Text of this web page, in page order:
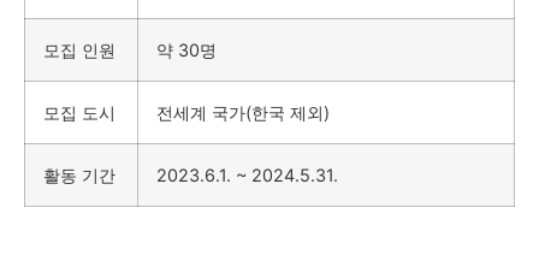
모집 인원 약 30명
모집 도시 전세계 국가(한국 제외)
활동 기간 2023.6.1. ~ 2024.5.31.